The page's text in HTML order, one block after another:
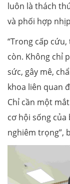
luôn là thách
và phối hợp
“Trong cấp
còn. Không chỉ
sức, gây mê,
khoa liên quan
Chỉ cần một
cơ hội sống
nghiêm trọng”,